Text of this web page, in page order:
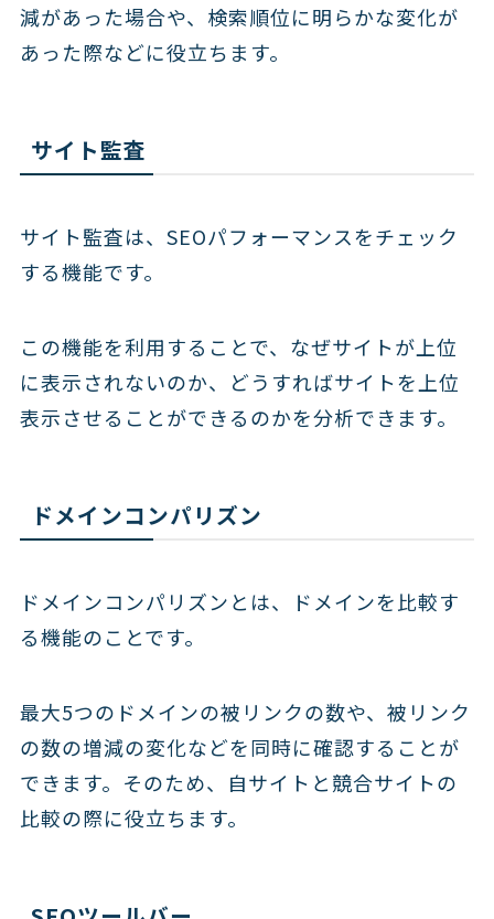
減があった場合や、検索順位に明らかな変化が
あった際などに役立ちます。
サイト監査
サイト監査は、SEOパフォーマンスをチェック
する機能です。
この機能を利用することで、なぜサイトが上位
に表示されないのか、どうすればサイトを上位
表示させることができるのかを分析できます。
ドメインコンパリズン
ドメインコンパリズンとは、ドメインを比較す
る機能のことです。
最大5つのドメインの被リンクの数や、被リンク
の数の増減の変化などを同時に確認することが
できます。そのため、自サイトと競合サイトの
比較の際に役立ちます。